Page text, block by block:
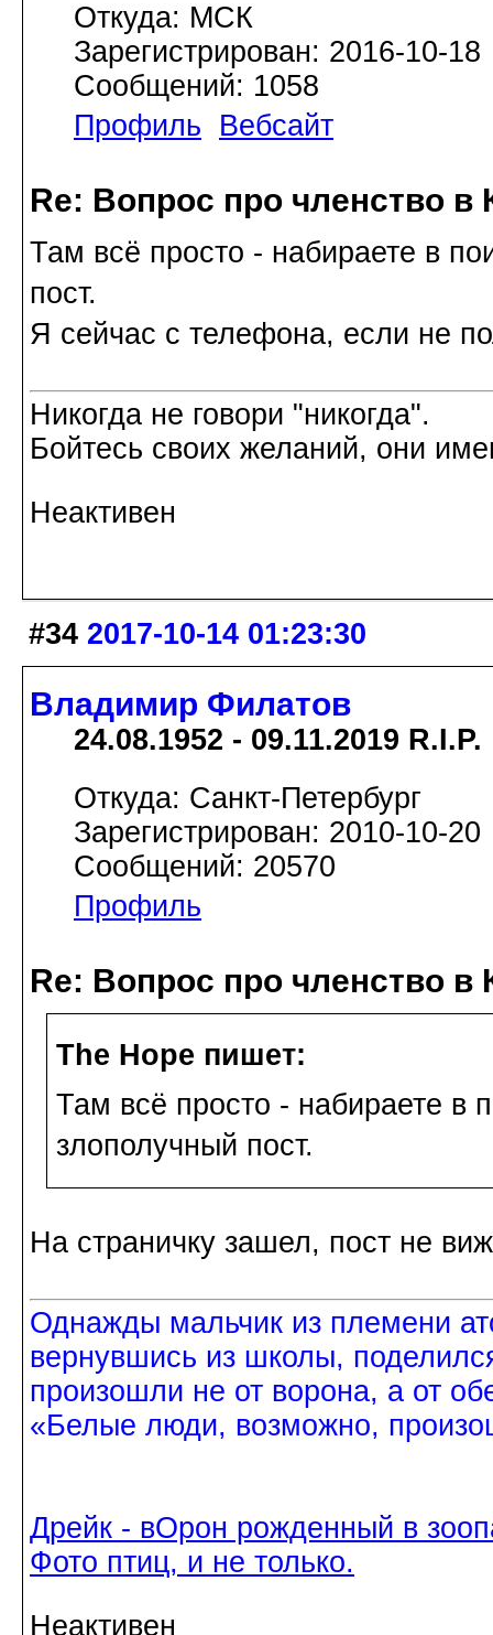
Откуда: МСК
Зарегистрирован: 2016-10-18
Сообщений: 1058
Профиль
Вебсайт
Re: Вопрос про членство в
Там всё просто - набираете в
пост.
Я сейчас с телефона, если не
Никогда не говори "никогда".
Бойтесь своих желаний, они
Неактивен
#34 2017-10-14 01:23:30
Владимир Филатов
24.08.1952 - 09.11.2019 R.I.P.
Откуда: Санкт-Петербург
Зарегистрирован: 2010-10-20
Сообщений: 20570
Профиль
Re: Вопрос про членство в
The Hope пишет:
Там всё просто - набираете в
злополучный пост.
На страничку зашел, пост не
Однажды мальчик из племени
вернувшись из школы,
произошли не от ворона, а от
«Белые люди, возможно,
Дрейк - вОрон рожденный в
Фото птиц, и не только.
Неактивен